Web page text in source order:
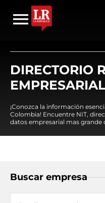
DIRECTORIO
EMPRESARIAL
¡Conozca la información
Colombia! Encuentre NIT,
datos empresarial mas grande
Buscar empresa